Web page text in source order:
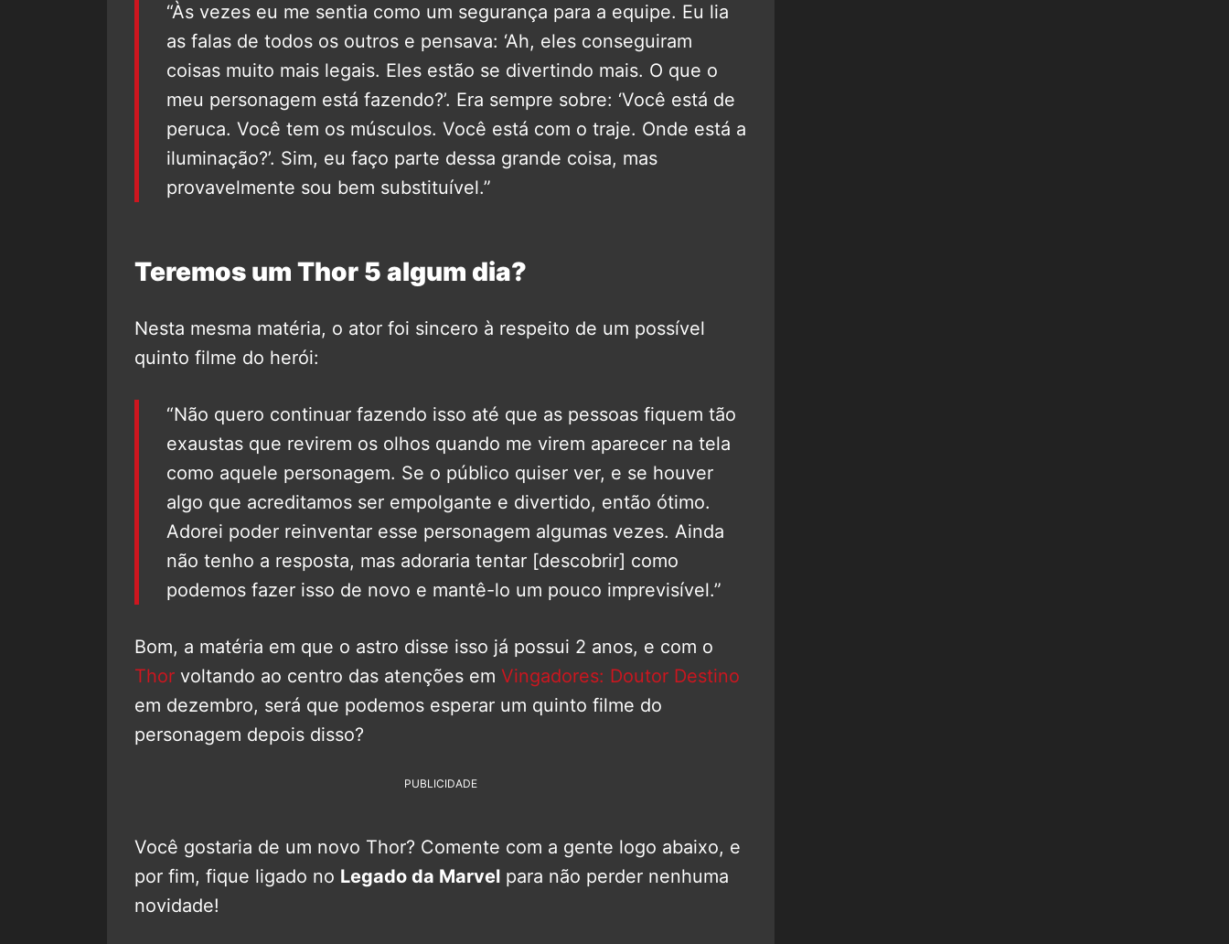
“Às vezes eu me sentia como um segurança para a equipe. Eu lia
as falas de todos os outros e pensava: ‘Ah, eles conseguiram
coisas muito mais legais. Eles estão se divertindo mais. O que o
meu personagem está fazendo?’. Era sempre sobre: ‘Você está de
peruca. Você tem os músculos. Você está com o traje. Onde está a
iluminação?’. Sim, eu faço parte dessa grande coisa, mas
provavelmente sou bem substituível.”
Teremos um Thor 5 algum dia?
Nesta mesma matéria, o ator foi sincero à respeito de um possível
quinto filme do herói:
“Não quero continuar fazendo isso até que as pessoas fiquem tão
exaustas que revirem os olhos quando me virem aparecer na tela
como aquele personagem. Se o público quiser ver, e se houver
algo que acreditamos ser empolgante e divertido, então ótimo.
Adorei poder reinventar esse personagem algumas vezes. Ainda
não tenho a resposta, mas adoraria tentar [descobrir] como
podemos fazer isso de novo e mantê-lo um pouco imprevisível.”
Bom, a matéria em que o astro disse isso já possui 2 anos, e com o
Thor voltando ao centro das atenções em Vingadores: Doutor Destino
em dezembro, será que podemos esperar um quinto filme do
personagem depois disso?
PUBLICIDADE
Você gostaria de um novo Thor? Comente com a gente logo abaixo, e
por fim, fique ligado no Legado da Marvel para não perder nenhuma
novidade!